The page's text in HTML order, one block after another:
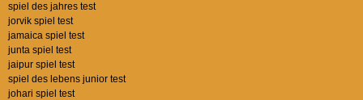
spiel des jahres test
jorvik spiel test
jamaica spiel test
junta spiel test
jaipur spiel test
spiel des lebens junior test
johari spiel test